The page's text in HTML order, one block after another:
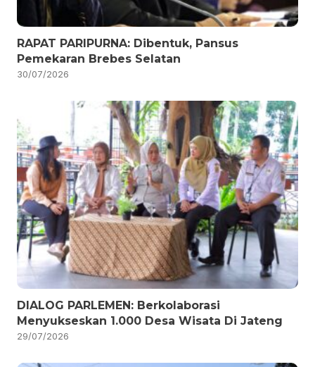
RAPAT PARIPURNA: Dibentuk, Pansus
Pemekaran Brebes Selatan
30/07/2026
DIALOG PARLEMEN: Berkolaborasi
Menyukseskan 1.000 Desa Wisata Di Jateng
29/07/2026